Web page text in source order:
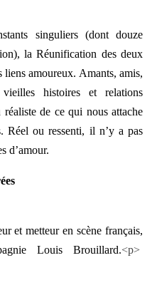
singuliers (dont douze
la Réunification des deux
amoureux. Amants, amis,
histoires et relations
réaliste de ce qui nous attache
Réel ou ressenti, il n’y a pas
d’amour.
et metteur en scène français,
Louis Brouillard.<p>